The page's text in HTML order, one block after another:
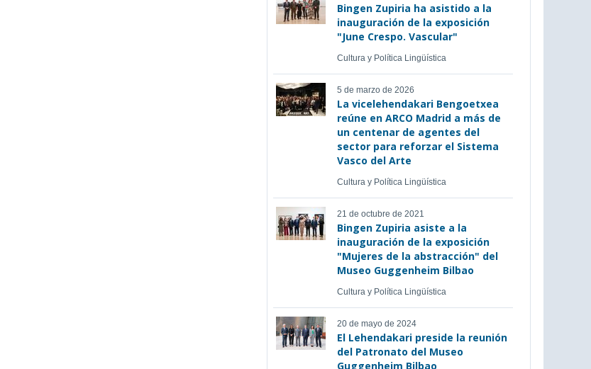
Bingen Zupiria ha asistido a la
inauguración de la exposición
"June Crespo. Vascular"
Cultura y Política Lingüística
5 de marzo de 2026
La vicelehendakari Bengoetxea
reúne en ARCO Madrid a más de
un centenar de agentes del
sector para reforzar el Sistema
Vasco del Arte
Cultura y Política Lingüística
21 de octubre de 2021
Bingen Zupiria asiste a la
inauguración de la exposición
"Mujeres de la abstracción" del
Museo Guggenheim Bilbao
Cultura y Política Lingüística
20 de mayo de 2024
El Lehendakari preside la reunión
del Patronato del Museo
Guggenheim Bilbao